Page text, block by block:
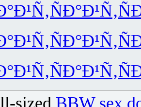
ÑÐ°Ð¹Ñ‚
ÑÐ°Ð¹Ñ‚
ÑÐ°Ð¹Ñ‚
sized BBW sex